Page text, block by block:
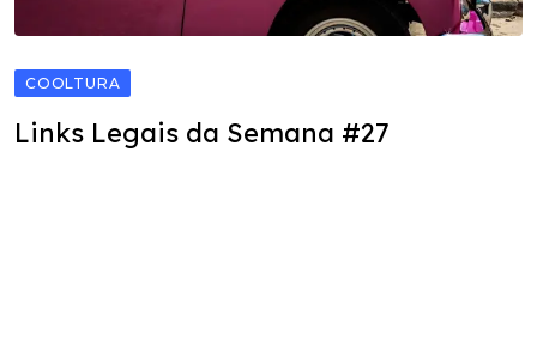
COOLTURA
Links Legais da Semana #27